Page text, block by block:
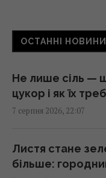
Що станеться з
тривалий час
Суд продовжив
Коломойського,
20:39 п'ятниця, 07
ОСТАННІ НОВИНИ
Не лише сіль —
цукор і як їх
7 серпня 2026, 22:07
Листя стане
більше: